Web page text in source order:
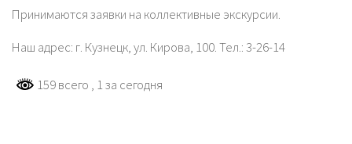
Принимаются заявки на коллективные экскурсии.
Наш адрес: г. Кузнецк, ул. Кирова, 100. Тел.: 3-26-14
159 всего , 1 за сегодня